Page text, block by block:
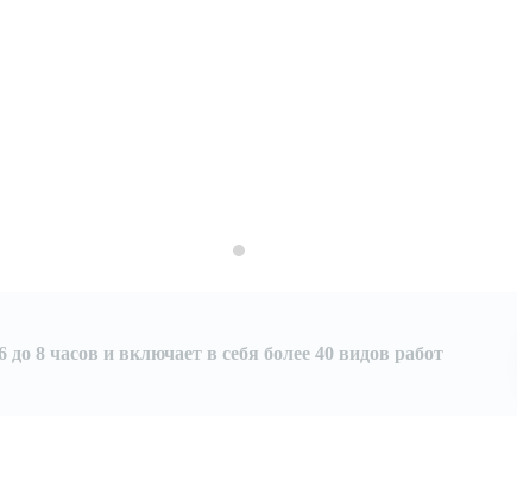
до 8 часов и включает в себя более 40 видов работ